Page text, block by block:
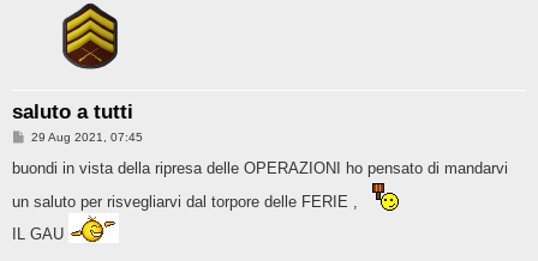
saluto a tutti
P
s
29 Aug 2021, 07:45
buondi in vista della ripresa delle OPERAZIONI ho pensato di mandarvi
un saluto per risvegliarvi dal torpore delle FERIE ,
IL GAU